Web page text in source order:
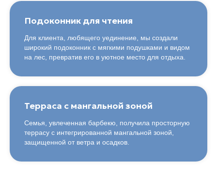
Подоконник для чтения
Для клиента, любящего уединение, мы создали
широкий подоконник с мягкими подушками и видом
на лес, превратив его в уютное место для отдыха.
Терраса с мангальной зоной
Семья, увлеченная барбекю, получила просторную
террасу с интегрированной мангальной зоной,
защищенной от ветра и осадков.